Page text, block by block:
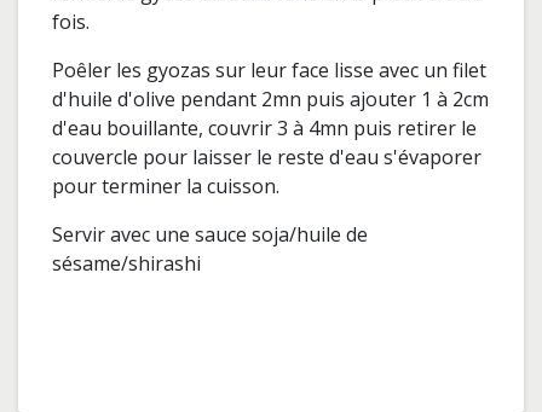
fois.
Poêler les gyozas sur leur face lisse avec un filet
d'huile d'olive pendant 2mn puis ajouter 1 à 2cm
d'eau bouillante, couvrir 3 à 4mn puis retirer le
couvercle pour laisser le reste d'eau s'évaporer
pour terminer la cuisson.
Servir avec une sauce soja/huile de
sésame/shirashi